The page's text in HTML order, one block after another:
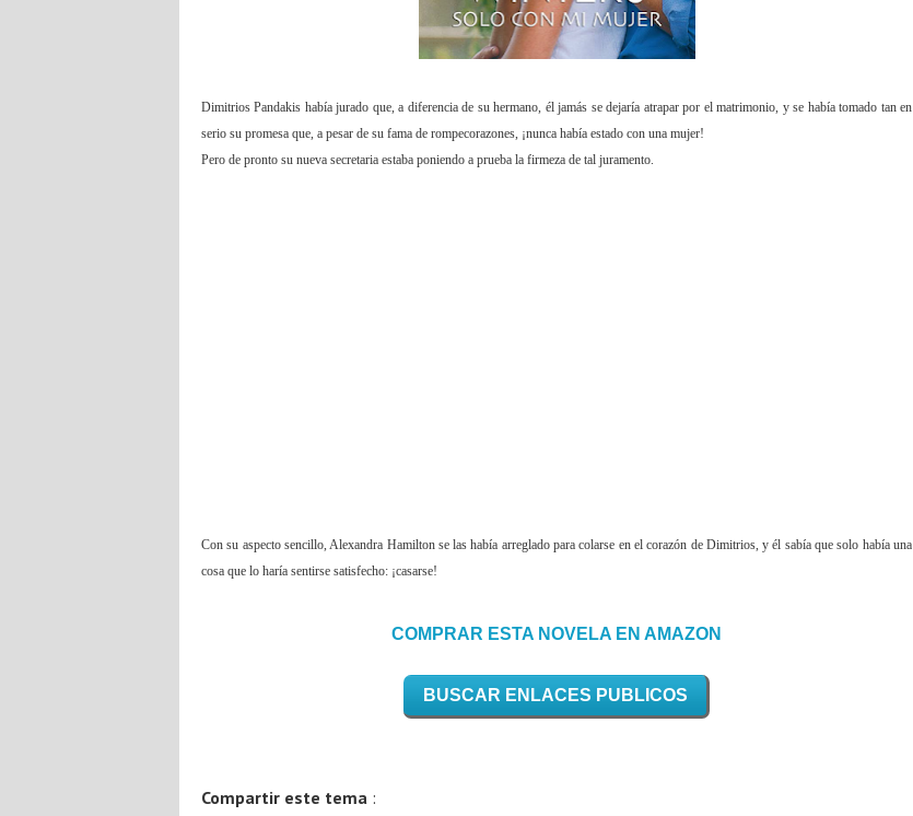
Dimitrios Pandakis había jurado que, a diferencia de su hermano, él jamás se dejaría atrapar por el matrimonio, y se había tomado tan en
serio su promesa que, a pesar de su fama de rompecorazones, ¡nunca había estado con una mujer!
Pero de pronto su nueva secretaria estaba poniendo a prueba la firmeza de tal juramento.
Con su aspecto sencillo, Alexandra Hamilton se las había arreglado para colarse en el corazón de Dimitrios, y él sabía que solo había una
cosa que lo haría sentirse satisfecho: ¡casarse!
COMPRAR ESTA NOVELA EN AMAZON
BUSCAR ENLACES PUBLICOS
Compartir este tema :